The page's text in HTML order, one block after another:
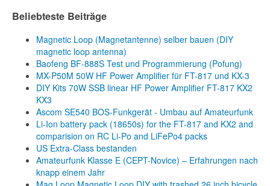
Beliebteste Beiträge
Magnetic Loop (Magnetantenne) selber bauen (DIY
magnetic loop antenna)
Baofeng BF-888S Test und Programmierung (Pofung)
MX-P50M 50W HF Power Amplifier für FT-817 und KX-3
DIY Kits 70W SSB linear HF Power Amplifier FT-817 KX2
KX3
Ascom SE540 BOS-Funkgerät - Umbau auf Amateurfunk
Li-Ion battery pack (18650s) for the FT-817 and KX2 and
comparision on RC Li-Po and LiFePo4 packs
US Extra-Class bestanden
Amateurfunk Klasse E (CEPT-Novice) – Erfahrungen nach
knapp einem Jahr